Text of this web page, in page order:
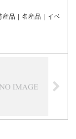
産品｜名産品｜イベ